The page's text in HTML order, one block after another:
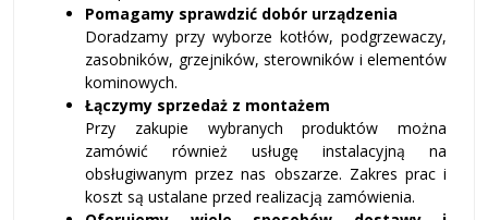
Pomagamy sprawdzić dobór urządzenia
Doradzamy przy wyborze kotłów, podgrzewaczy,
zasobników, grzejników, sterowników i elementów
kominowych.
Łączymy sprzedaż z montażem
Przy zakupie wybranych produktów można
zamówić również usługę instalacyjną na
obsługiwanym przez nas obszarze. Zakres prac i
koszt są ustalane przed realizacją zamówienia.